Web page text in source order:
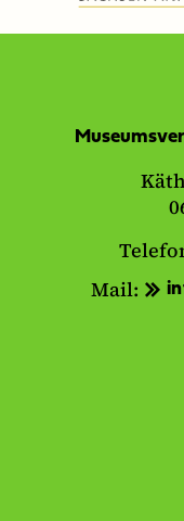
Mail: